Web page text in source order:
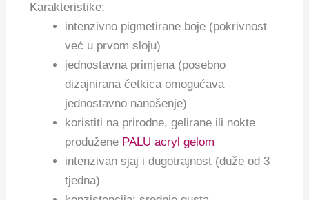
Karakteristike:
intenzivno pigmetirane boje (pokrivnost
već u prvom sloju)
jednostavna primjena (posebno
dizajnirana četkica omogućava
jednostavno nanošenje)
koristiti na prirodne, gelirane ili nokte
produžene PALU acryl gelom
intenzivan sjaj i dugotrajnost (duže od 3
tjedna)